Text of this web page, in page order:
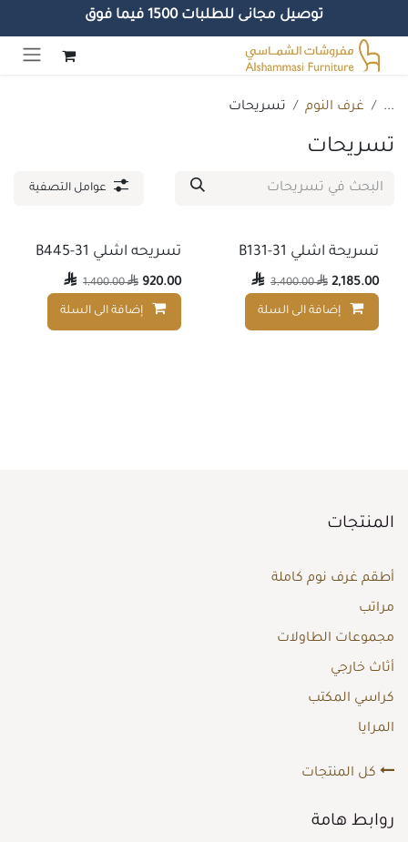
توصيل مجانى للطلبات 1500 فيما فوق
تخطي للذهاب إلى المحتوى
... غرف النوم تسريحات
تسريحات
عوامل التصفية
تسريحة اشلي B131-31
2,185.00
3,400.00
إضافة الى السلة إضافة إلى قائمة الأمنيات
تسريحه اشلي B445-31
920.00
1,400.00
إضافة الى السلة
المنتجات
أطقم غرف نوم كاملة
مراتب
مجموعات الطاولات
أثاث خارجي
كراسي المكتب
المرايا
كل المنتجات
روابط هامة